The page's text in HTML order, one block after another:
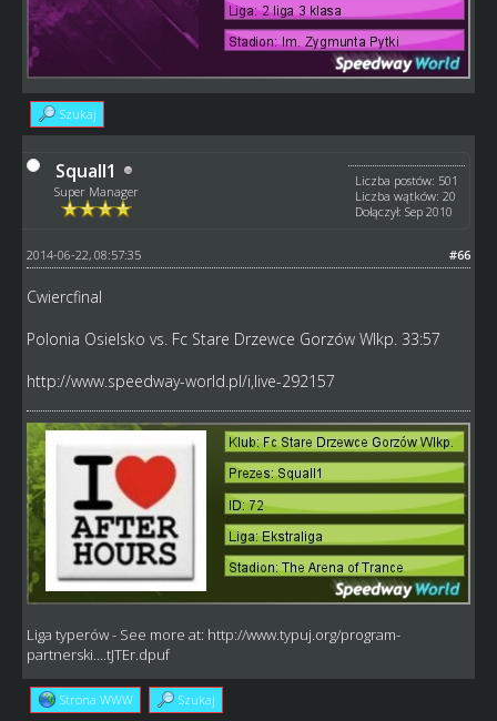
Szukaj
Squall1
Super Manager
Liczba postów: 501
Liczba wątków: 20
Dołączył: Sep 2010
#66
2014-06-22, 08:57:35
Cwiercfinal
Polonia Osielsko vs. Fc Stare Drzewce Gorzów Wlkp. 33:57
http://www.speedway-world.pl/i,live-292157
Liga typerów- See more at: http://www.typuj.org/program-
partnerski....tJTEr.dpuf
Strona WWW Szukaj